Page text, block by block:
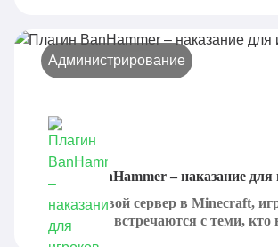
Администрирование
Плагин BanHammer – наказание для
Создавая свой сервер в Minecraft,
или поздно, встречаются с теми,